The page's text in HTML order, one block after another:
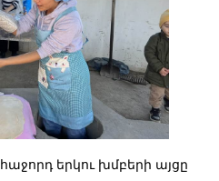
հաջորդ երկու խմբերի այցը